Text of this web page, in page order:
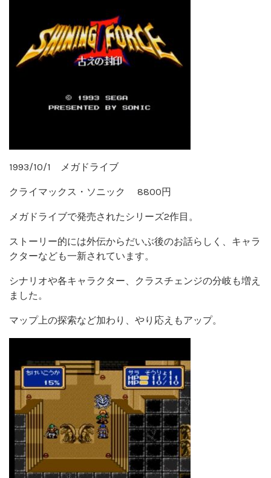
1993/10/1 メガドライブ
クライマックス・ソニック 8800円
メガドライブで発売されたシリーズ2作目。
ストーリー的には外伝からだいぶ後のお話らしく、キャラ
クターなども一新されています。
シナリオや各キャラクター、クラスチェンジの分岐も増え
ました。
マップ上の探索など加わり、やり応えもアップ。